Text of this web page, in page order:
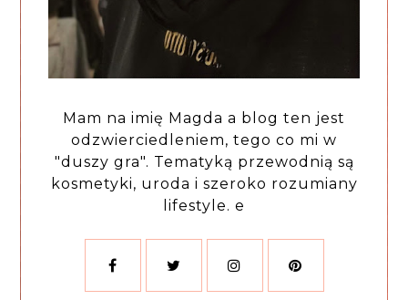
Mam na imię Magda a blog ten jest
odzwierciedleniem, tego co mi w
"duszy gra". Tematyką przewodnią są
kosmetyki, uroda i szeroko rozumiany
lifestyle. e